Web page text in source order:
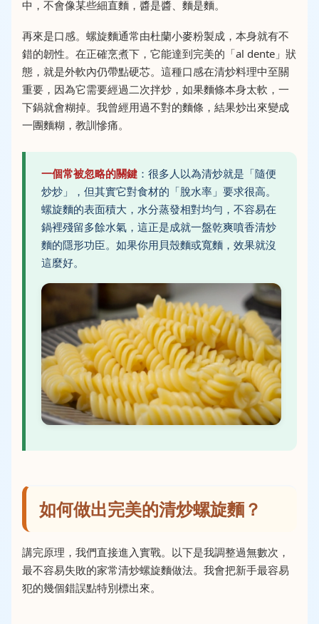
中，不會像某些細直麵，醬是醬、麵是麵。
再來是口感。螺旋麵通常由杜蘭小麥粉製成，本身就有不
錯的韌性。在正確烹煮下，它能達到完美的「al dente」狀
態，就是外軟內仍帶點硬芯。這種口感在清炒料理中至關
重要，因為它需要經過二次拌炒，如果麵條本身太軟，一
下鍋就會糊掉。我曾經用過不對的麵條，結果炒出來變成
一團麵糊，教訓慘痛。
一個常被忽略的關鍵 ：很多人以為清炒就是「隨便
炒炒」，但其實它對食材的「脫水率」要求很高。
螺旋麵的表面積大，水分蒸發相對均勻，不容易在
鍋裡殘留多餘水氣，這正是成就一盤乾爽噴香清炒
麵的隱形功臣。如果你用貝殼麵或寬麵，效果就沒
這麼好。
如何做出完美的清炒螺旋麵？
講完原理，我們直接進入實戰。以下是我調整過無數次，
最不容易失敗的家常清炒螺旋麵做法。我會把新手最容易
犯的幾個錯誤點特別標出來。